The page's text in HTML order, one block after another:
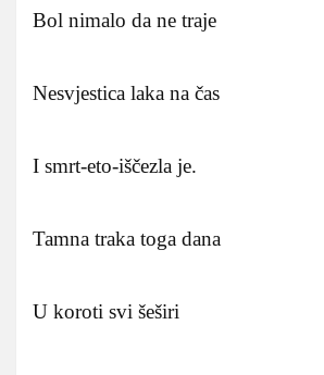
Bol nimalo da ne traje
Nesvjestica laka na čas
I smrt-eto-iščezla je.
Tamna traka toga dana
U koroti svi šeširi